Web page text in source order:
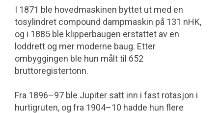
I 1871 ble hovedmaskinen byttet ut med en
tosylindret compound dampmaskin på 131 nHK,
og i 1885 ble klipperbaugen erstattet av en
loddrett og mer moderne baug. Etter
ombyggingen ble hun målt til 652
bruttoregistertonn.
Fra 1896–97 ble Jupiter satt inn i fast rotasjon i
hurtigruten, og fra 1904–10 hadde hun flere